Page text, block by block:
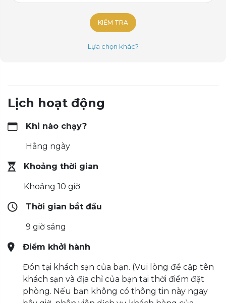
KIỂM TRA
Lựa chọn khác?
Lịch hoạt động
Khi nào chạy?
Hằng ngày
Khoảng thời gian
Khoảng 10 giờ
Thời gian bắt đầu
9 giờ sáng
Điểm khởi hành
Đón tại khách sạn của bạn. (Vui lòng đề cập tên
khách sạn và địa chỉ của bạn tại thời điểm đặt
phòng. Nếu bạn không có thông tin này ngay